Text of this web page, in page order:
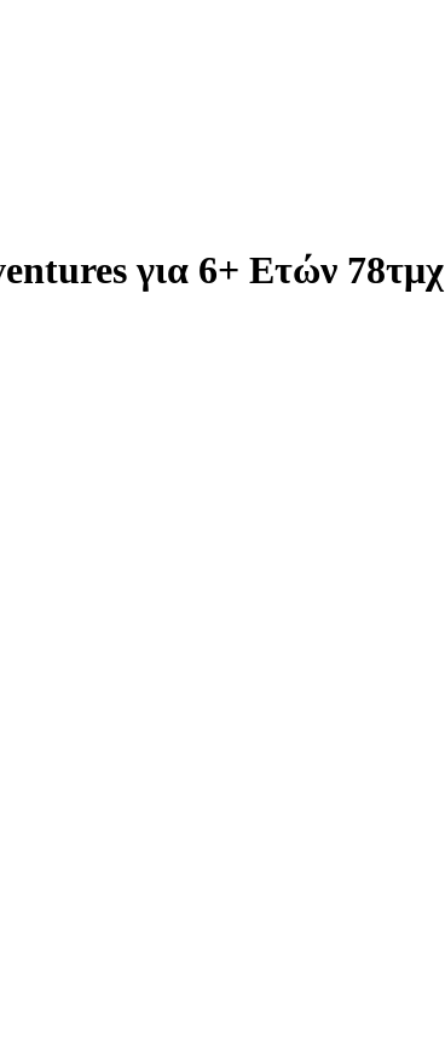
για 6+ Ετών 78τμχ